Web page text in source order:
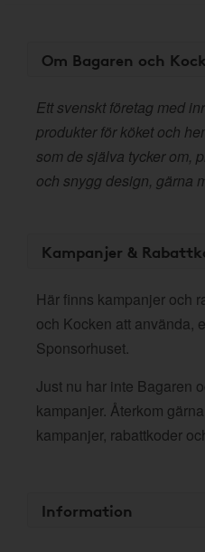
Om Bagaren och
Ett svenskt företag med
produkter för köket och
som de själva tycker om,
och snygg design, gärna
Kampanjer &
Här finns kampanjer och
och Kocken att använda,
Sponsorhuset.
Just nu har inte Bagaren
kampanjer. Återkom
kampanjer, rabattkoder
Information